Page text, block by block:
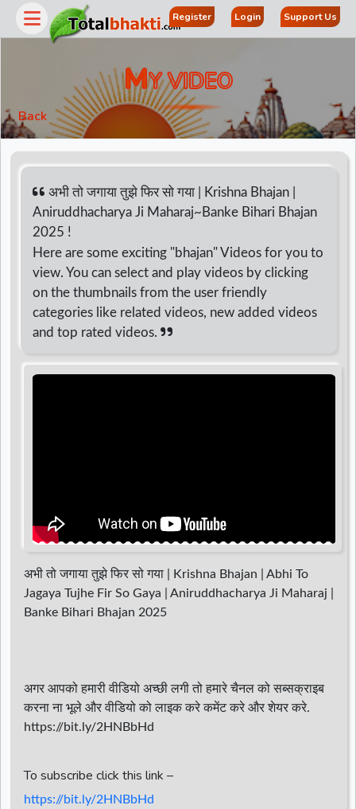
Register Login Support Us
MY VIDEO
Back
अभी तो जगाया तुझे फिर सो गया | Krishna Bhajan |
Aniruddhacharya Ji Maharaj~Banke Bihari Bhajan
2025 !
Here are some exciting "bhajan" Videos for you to
view. You can select and play videos by clicking
on the thumbnails from the user friendly
categories like related videos, new added videos
and top rated videos.
अभी तो जगाया तुझे फिर सो गया | Krishna Bhajan | Abhi To
Jagaya Tujhe Fir So Gaya | Aniruddhacharya Ji Maharaj |
Banke Bihari Bhajan 2025
अगर आपको हमारी वीडियो अच्छी लगी तो हमारे चैनल को सब्सक्राइब
करना ना भूले और वीडियो को लाइक करे कमेंट करे और शेयर करे.
https://bit.ly/2HNBbHd
To subscribe click this link –
https://bit.ly/2HNBbHd